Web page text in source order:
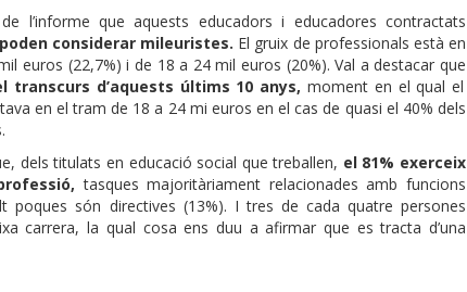
l’informe que aquests educadors i educadores contractats
considerar mileuristes. El gruix de professionals està en
euros (22,7%) i de 18 a 24 mil euros (20%). Val a destacar que
d’aquests últims 10 anys, moment en el qual el
en el tram de 18 a 24 mi euros en el cas de quasi el 40% dels
dels titulats en educació social que treballen, el 81% exerceix
tasques majoritàriament relacionades amb funcions
poques són directives (13%). I tres de cada quatre persones
carrera, la qual cosa ens duu a afirmar que es tracta d’una